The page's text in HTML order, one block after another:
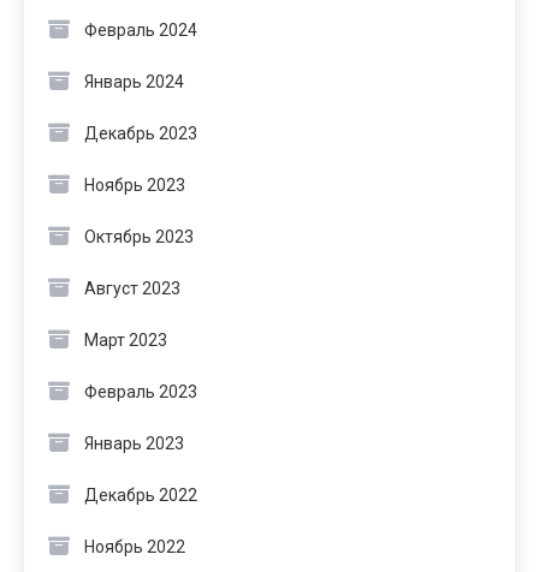
Февраль 2024
Январь 2024
Декабрь 2023
Ноябрь 2023
Октябрь 2023
Август 2023
Март 2023
Февраль 2023
Январь 2023
Декабрь 2022
Ноябрь 2022